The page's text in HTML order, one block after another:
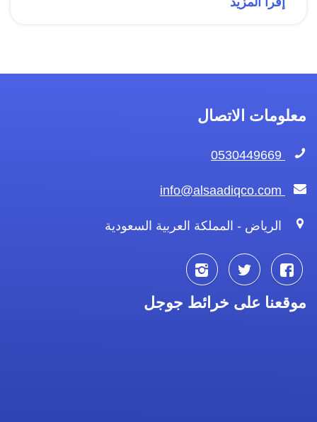
معلومات الاتصال
الرياض - المملكة العربية السعودية
تابعنا
على
تابعنا
على
تابعنا
على
موقعنا على خرائط جوجل